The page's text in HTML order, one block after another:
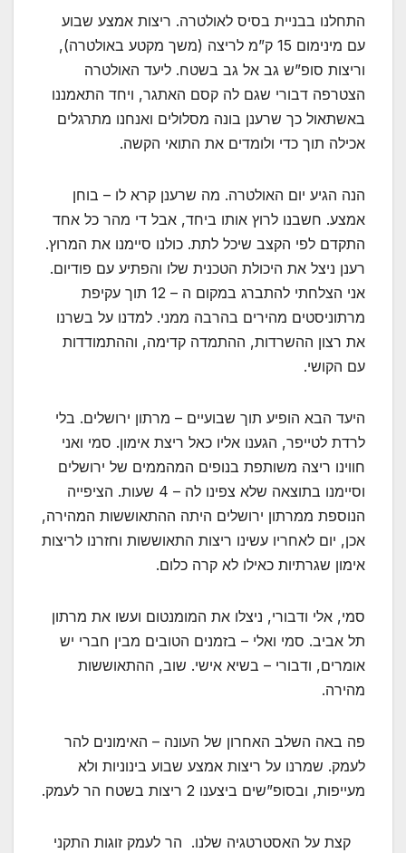
התחלנו בבניית בסיס לאולטרה. ריצות אמצע שבוע
עם מינימום 15 ק”מ לריצה (משך מקטע באולטרה),
וריצות סופ”ש גב אל גב בשטח. ליעד האולטרה
הצטרפה דבורי שגם לה קסם האתגר, ויחד התאמננו
באשתאול כך שרענן בונה מסלולים ואנחנו מתרגלים
אכילה תוך כדי ולומדים את התואי הקשה.
הנה הגיע יום האולטרה. מה שרענן קרא לו – בוחן
אמצע. חשבנו לרוץ אותו ביחד, אבל די מהר כל אחד
התקדם לפי הקצב שיכל לתת. כולנו סיימנו את המרוץ.
רענן ניצל את היכולת הטכנית שלו והפתיע עם פודיום.
אני הצלחתי להתברג במקום ה – 12 תוך עקיפת
מרתוניסטים מהירים בהרבה ממני. למדנו על בשרנו
את רצון ההשרדות, ההתמדה קדימה, וההתמודדות
עם הקושי.
היעד הבא הופיע תוך שבועיים – מרתון ירושלים. בלי
לרדת לטייפר, הגענו אליו כאל ריצת אימון. סמי ואני
חווינו ריצה משותפת בנופים המהממים של ירושלים
וסיימנו בתוצאה שלא צפינו לה – 4 שעות. הציפייה
הנוספת ממרתון ירושלים היתה ההתאוששות המהירה,
אכן, יום לאחריו עשינו ריצות התאוששות וחזרנו לריצות
אימון שגרתיות כאילו לא קרה כלום.
סמי, אלי ודבורי, ניצלו את המומנטום ועשו את מרתון
תל אביב. סמי ואלי – בזמנים הטובים מבין חברי יש
אומרים, ודבורי – בשיא אישי. שוב, ההתאוששות
מהירה.
פה באה השלב האחרון של העונה – האימונים להר
לעמק. שמרנו על ריצות אמצע שבוע בינוניות ולא
מעייפות, ובסופ”שים ביצענו 2 ריצות בשטח הר לעמק.
קצת על האסטרטגיה שלנו. הר לעמק זוגות התקני